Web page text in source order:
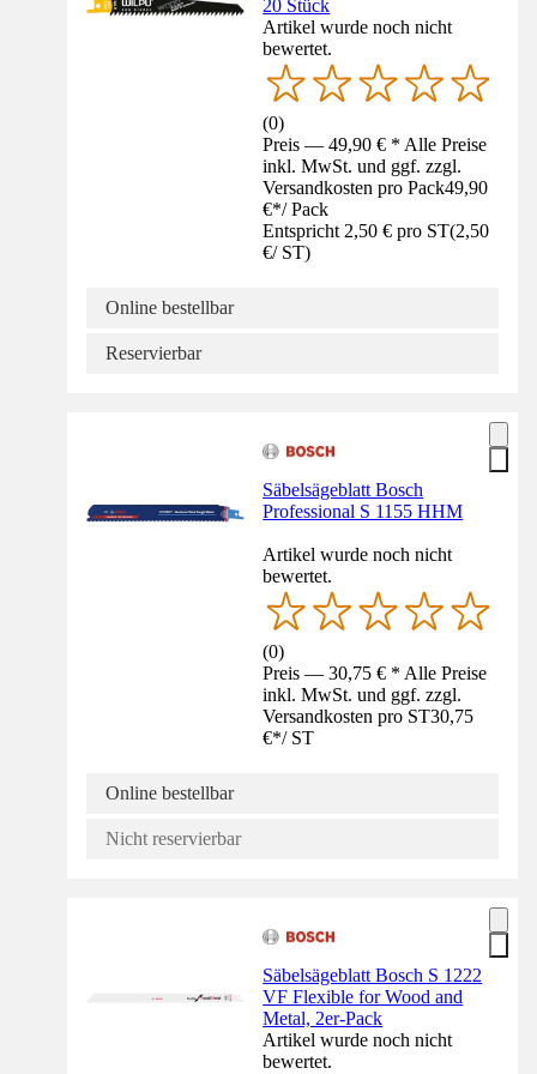
20 Stück
Artikel wurde noch nicht
bewertet.
(0)
Preis — 49,90 € * Alle Preise
inkl. MwSt. und ggf. zzgl.
Versandkosten pro Pack49,90
€*/ Pack
Entspricht 2,50 € pro ST(2,50
€/ ST)
Online bestellbar
Reservierbar
Säbelsägeblatt Bosch
Professional S 1155 HHM
Artikel wurde noch nicht
bewertet.
(0)
Preis — 30,75 € * Alle Preise
inkl. MwSt. und ggf. zzgl.
Versandkosten pro ST30,75
€*/ ST
Online bestellbar
Nicht reservierbar
Säbelsägeblatt Bosch S 1222
VF Flexible for Wood and
Metal, 2er-Pack
Artikel wurde noch nicht
bewertet.